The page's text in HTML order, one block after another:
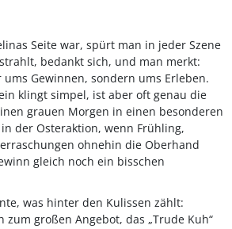
Seite war, spürt man in jeder Szene
bedankt sich, und man merkt:
Gewinnen, sondern ums Erleben.
klingt simpel, ist aber oft genau die
grauen Morgen in einen besonderen
der Osteraktion, wenn Frühling,
ohnehin die Oberhand
gleich noch ein bisschen
was hinter den Kulissen zählt:
zum großen Angebot, das „Trude Kuh“